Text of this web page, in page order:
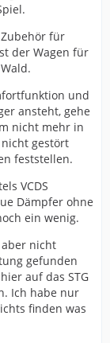
für
der Wagen für
und
ansteht, gehe
nicht mehr in
gestört
feststellen.
VCDS
Dämpfer ohne
ein wenig.
aber nicht
gefunden
auf das STG
Ich habe nur
finden was